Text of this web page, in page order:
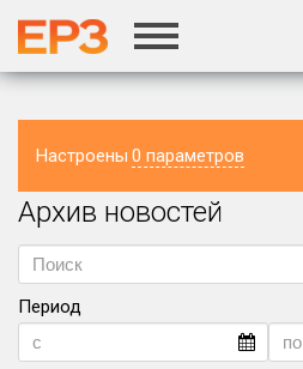
Настроены 0 параметров
Регион
Архив новостей
Период